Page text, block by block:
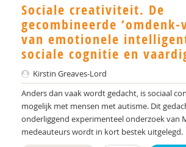
Sociale creativiteit. De
gecombineerde ‘omdenk-
van emotionele
sociale cognitie en
Kirstin Greaves-Lord
Anders dan vaak wordt gedacht, is sociaal
mogelijk met mensen met autisme. Dit
onderliggend experimenteel onderzoek van
medeauteurs wordt in kort bestek uitgelegd.